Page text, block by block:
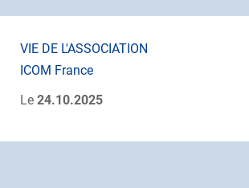
VIE DE L'ASSOCIATION
ICOM France
Le 24.10.2025